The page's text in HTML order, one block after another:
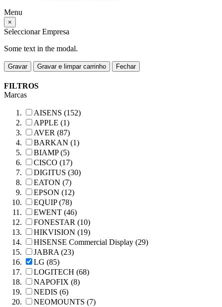
Menu
×
Seleccionar Empresa
Some text in the modal.
Gravar Gravar e limpar carrinho Fechar
FILTROS
Marcas
AISENS (152)
APPLE (1)
AVER (87)
BARKAN (1)
BIAMP (5)
CISCO (17)
DIGITUS (30)
EATON (7)
EPSON (12)
EQUIP (78)
EWENT (46)
FONESTAR (10)
HIKVISION (19)
HISENSE Commercial Display (29)
JABRA (23)
LG (85)
LOGITECH (68)
NAPOFIX (8)
NEDIS (6)
NEOMOUNTS (7)